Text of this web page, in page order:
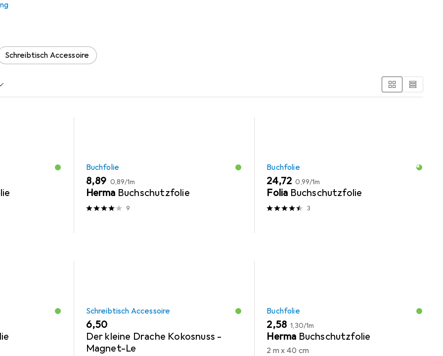
zum Produkt Dienstanweisung für einen Unterteufel aus den Kategorien Buchfolie und Schreibtisch
Schreibtisch Accessoire
Buchfolie
EUR
8,89 EUR
0,89/1m
Herma Buchschutzfolie
9
Buchfolie
EUR
24,72 EUR
0,99/1m
Folia Buchschutzfolie
3
Schreibtisch Accessoire
EUR
6,50
Der kleine Drache Kokosnuss -
Magnet-Le
Buchfolie
EUR
2,58 EUR
1,30/1m
Herma Buchschutzfolie
2 m x 40 cm